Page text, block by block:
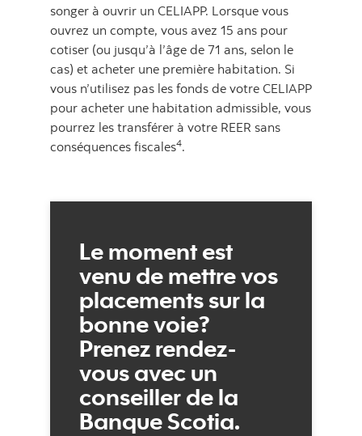
songer à ouvrir un CELIAPP. Lorsque vous
ouvrez un compte, vous avez 15 ans pour
cotiser (ou jusqu’à l’âge de 71 ans, selon le
cas) et acheter une première habitation. Si
vous n’utilisez pas les fonds de votre CELIAPP
pour acheter une habitation admissible, vous
pourrez les transférer à votre REER sans
conséquences fiscales4.
Le moment est
venu de mettre vos
placements sur la
bonne voie?
Prenez rendez-
vous avec un
conseiller de la
Banque Scotia.